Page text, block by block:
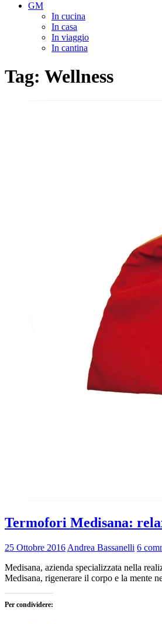
GM
In cucina
In casa
In viaggio
In cantina
Tag: Wellness
Termofori Medisana:
25 Ottobre 2016 Andrea Bassanelli 6
Medisana, azienda specializzata nella
Medisana, rigenerare il corpo e la mente
Per condividere: